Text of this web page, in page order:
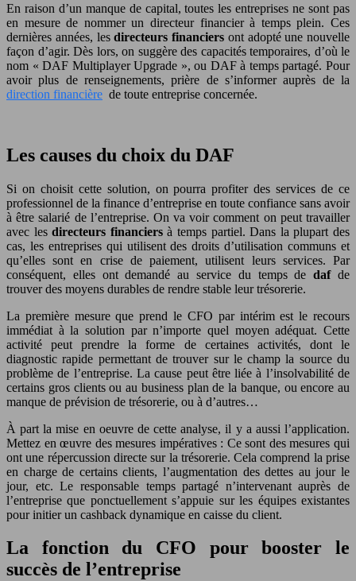
En raison d’un manque de capital, toutes les entreprises ne sont pas
en mesure de nommer un directeur financier à temps plein. Ces
dernières années, lesdirecteurs financiers ont adopté une nouvelle
façon d’agir. Dès lors, on suggère des capacités temporaires, d’où le
nom « DAF Multiplayer Upgrade », ou DAF à temps partagé. Pour
avoir plus de renseignements, prière de s’informer auprès de la
direction financière de toute entreprise concernée.
Les causes du choix du DAF
Si on choisit cette solution, on pourra profiter des services de ce
professionnel de la finance d’entreprise en toute confiance sans avoir
à être salarié de l’entreprise. On va voir comment on peut travailler
avec lesdirecteurs financiersà temps partiel. Dans la plupart des
cas, les entreprises qui utilisent des droits d’utilisation communs et
qu’elles sont en crise de paiement, utilisent leurs services. Par
conséquent, elles ont demandé au service du temps de dafde
trouver des moyens durables de rendre stable leur trésorerie.
La première mesure que prend le CFO par intérim est le recours
immédiat à la solution par n’importe quel moyen adéquat. Cette
activité peut prendre la forme de certaines activités, dont le
diagnostic rapide permettant de trouver sur le champ la source du
problème de l’entreprise. La cause peut être liée à l’insolvabilité de
certains gros clients ou au business plan de la banque, ou encore au
manque de prévision de trésorerie, ou à d’autres…
À part la mise en oeuvre de cette analyse, il y a aussi l’application.
Mettez en œuvre des mesures impératives : Ce sont des mesures qui
ont une répercussion directe sur la trésorerie. Cela comprend la prise
en charge de certains clients, l’augmentation des dettes au jour le
jour, etc. Le responsable temps partagé n’intervenant auprès de
l’entreprise que ponctuellement s’appuie sur les équipes existantes
pour initier un cashback dynamique en caisse du client.
La fonction du CFO pour booster le
succès de l’entreprise